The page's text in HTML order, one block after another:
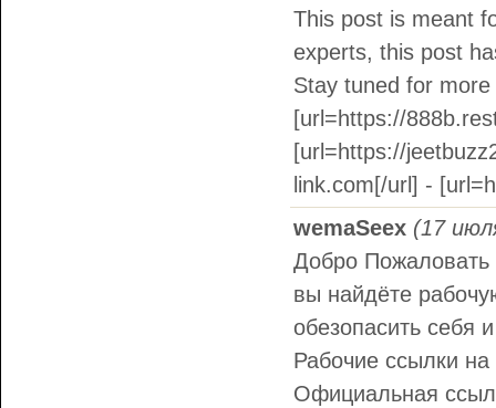
This post is meant
experts, this post
Stay tuned for
[url=https://
[url=https://
link.com[/url] -
wemaSeex (17
Добро Пожаловать
вы найдёте
обезопасить себя
Рабочие ссылки
Официальная